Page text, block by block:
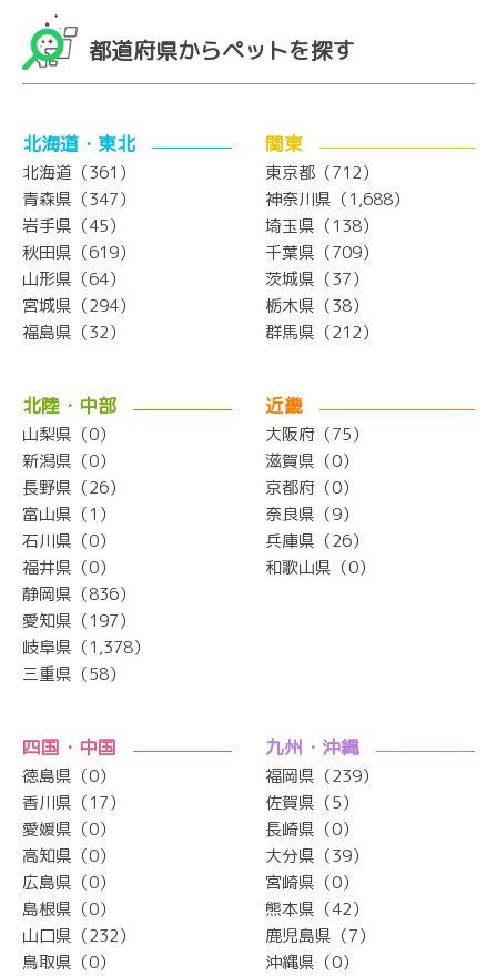
都道府県からペットを探す
北海道・東北
北海道（361）
青森県（347）
岩手県（45）
秋田県（619）
山形県（64）
宮城県（294）
福島県（32）
関東
東京都（712）
神奈川県（1,688）
埼玉県（138）
千葉県（709）
茨城県（37）
栃木県（38）
群馬県（212）
北陸・中部
山梨県（0）
新潟県（0）
長野県（26）
富山県（1）
石川県（0）
福井県（0）
静岡県（836）
愛知県（197）
岐阜県（1,378）
三重県（58）
近畿
大阪府（75）
滋賀県（0）
京都府（0）
奈良県（9）
兵庫県（26）
和歌山県（0）
四国・中国
徳島県（0）
香川県（17）
愛媛県（0）
高知県（0）
広島県（0）
島根県（0）
山口県（232）
鳥取県（0）
九州・沖縄
福岡県（239）
佐賀県（5）
長崎県（0）
大分県（39）
宮崎県（0）
熊本県（42）
鹿児島県（7）
沖縄県（0）